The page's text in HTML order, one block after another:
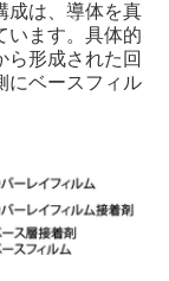
成は、導体を真
います。具体的
ら形成された回
にベースフィル